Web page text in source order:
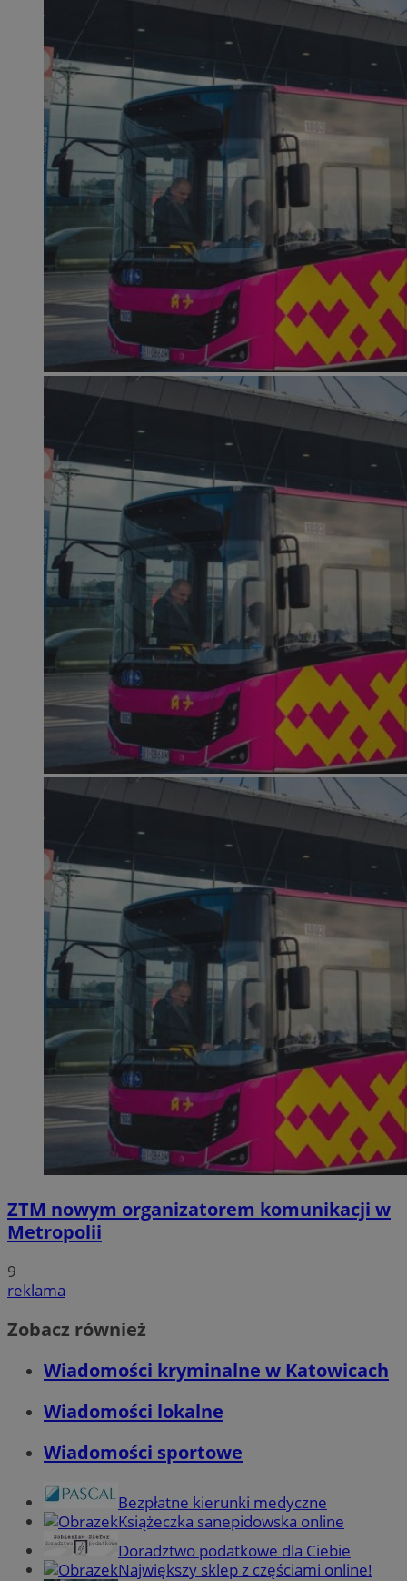
ZTM nowym organizatorem komunikacji w
Metropolii
9
reklama
Zobacz również
Wiadomości kryminalne w Katowicach
Wiadomości lokalne
Wiadomości sportowe
Bezpłatne kierunki medyczne
Książeczka sanepidowska online
Doradztwo podatkowe dla Ciebie
Największy sklep z częściami online!